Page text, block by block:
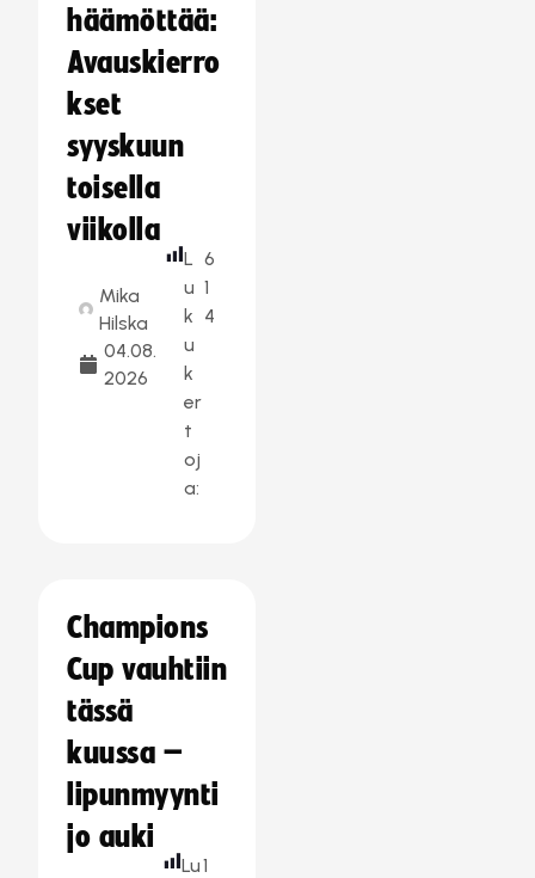
häämöttää:
Avauskierro
kset
syyskuun
toisella
viikolla
Mika
Hilska
04.08.
2026
L
u
k
u
k
er
t
oj
a:
6
1
4
Champions
Cup vauhtiin
tässä
kuussa –
lipunmyynti
jo auki
Lu1